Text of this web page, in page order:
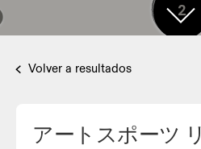
17
2
Volver a resultados
アートスポーツ